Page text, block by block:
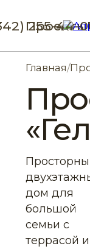
Проекты
255-44-
Главная/
дом для
большой
семьи с
террасой и